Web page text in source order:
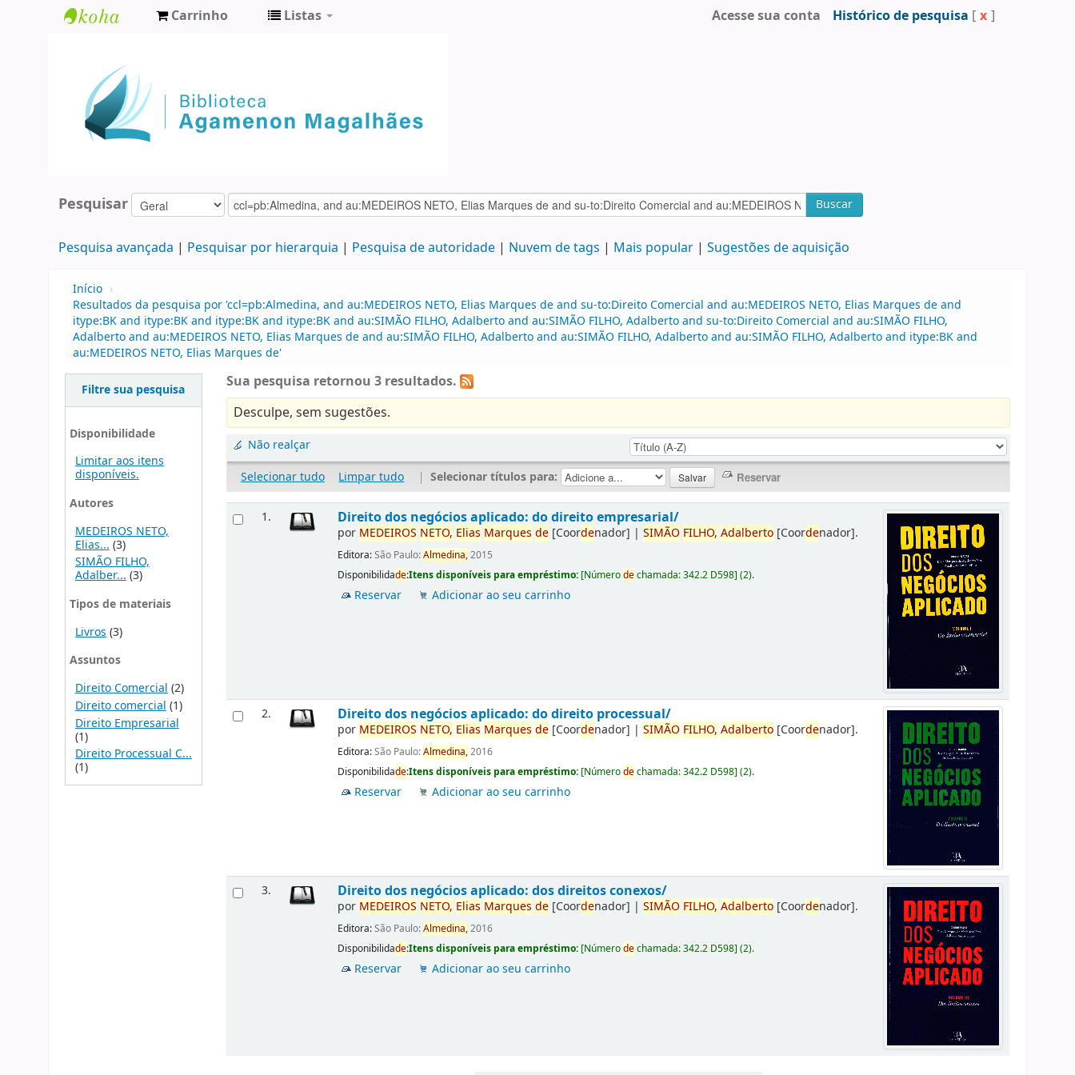
Agamenon
Magalhães
Carrinho Listas Acesse sua conta Histórico de pesquisa [ x ]
Pesquisar Buscar
Pesquisa avançada Pesquisar por hierarquia Pesquisa de autoridade Nuvem de tags Mais popular Sugestões de aquisição
Início ›
Resultados da pesquisa por 'ccl=pb:Almedina, and au:MEDEIROS NETO, Elias Marques de and su-to:Direito Comercial and au:MEDEIROS NETO, Elias Marques de and
itype:BK and itype:BK and itype:BK and itype:BK and au:SIMÃO FILHO, Adalberto and au:SIMÃO FILHO, Adalberto and su-to:Direito Comercial and au:SIMÃO FILHO,
Adalberto and au:MEDEIROS NETO, Elias Marques de and au:SIMÃO FILHO, Adalberto and au:SIMÃO FILHO, Adalberto and au:SIMÃO FILHO, Adalberto and itype:BK and
au:MEDEIROS NETO, Elias Marques de'
Filtre sua pesquisa
Disponibilidade
Limitar aos itens
disponíveis.
Autores
MEDEIROS NETO,
Elias... (3)
SIMÃO FILHO,
Adalber...(3)
Tipos de materiais
Livros (3)
Assuntos
Direito Comercial (2)
Direito comercial (1)
Direito Empresarial
(1)
Direito Processual C...
(1)
Sua pesquisa retornou 3 resultados.
Desculpe, sem sugestões.
Não realçar
Selecionar tudo
Limpar tudo | Selecionar títulos para:
1. Direito dos negócios aplicado: do direito empresarial/
por MEDEIROS NETO, Elias Marques de [Coordenador] |SIMÃO FILHO, Adalberto [Coordenador].
Editora:São Paulo:Almedina,2015
Disponibilidade:Itens disponíveis para empréstimo: [Númerodechamada:342.2 D598](2).
Reservar Adicionar ao seu carrinho
2. Direito dos negócios aplicado: do direito processual/
por MEDEIROS NETO, Elias Marques de [Coordenador] |SIMÃO FILHO, Adalberto [Coordenador].
Editora:São Paulo:Almedina,2016
Disponibilidade:Itens disponíveis para empréstimo: [Númerodechamada:342.2 D598](2).
Reservar Adicionar ao seu carrinho
3. Direito dos negócios aplicado: dos direitos conexos/
por MEDEIROS NETO, Elias Marques de [Coordenador] |SIMÃO FILHO, Adalberto [Coordenador].
Editora:São Paulo:Almedina,2016
Disponibilidade:Itens disponíveis para empréstimo: [Númerodechamada:342.2 D598](2).
Reservar Adicionar ao seu carrinho